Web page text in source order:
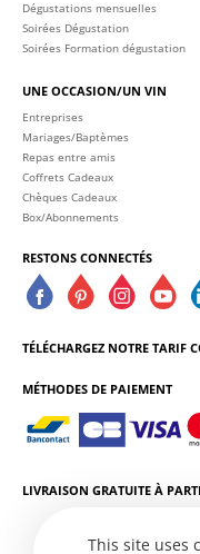
Dégustations mensuelles
Soirées Dégustation
Soirées Formation dégustation
UNE OCCASION/UN VIN
Entreprises
Mariages/Baptèmes
Repas entre amis
Coffrets Cadeaux
Chèques Cadeaux
Box/Abonnements
RESTONS CONNECTÉS
TÉLÉCHARGEZ NOTRE TARIF
MÉTHODES DE PAIEMENT
LIVRAISON GRATUITE À
This site uses